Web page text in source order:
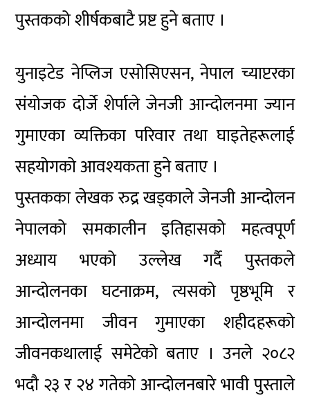
पुस्तकको शीर्षकबाटै प्रष्ट हुने बताए ।
युनाइटेड नेप्लिज एसोसिएसन, नेपाल च्याप्टरका
संयोजक दोर्जे शेर्पाले जेनजी आन्दोलनमा ज्यान
गुमाएका व्यक्तिका परिवार तथा घाइतेहरूलाई
सहयोगको आवश्यकता हुने बताए ।
पुस्तकका लेखक रुद्र खड्काले जेनजी आन्दोलन
नेपालको समकालीन इतिहासको महत्वपूर्ण
अध्याय भएको उल्लेख गर्दै पुस्तकले
आन्दोलनका घटनाक्रम, त्यसको पृष्ठभूमि र
आन्दोलनमा जीवन गुमाएका शहीदहरूको
जीवनकथालाई समेटेको बताए । उनले २०८२
भदौ २३ र २४ गतेको आन्दोलनबारे भावी पुस्ताले